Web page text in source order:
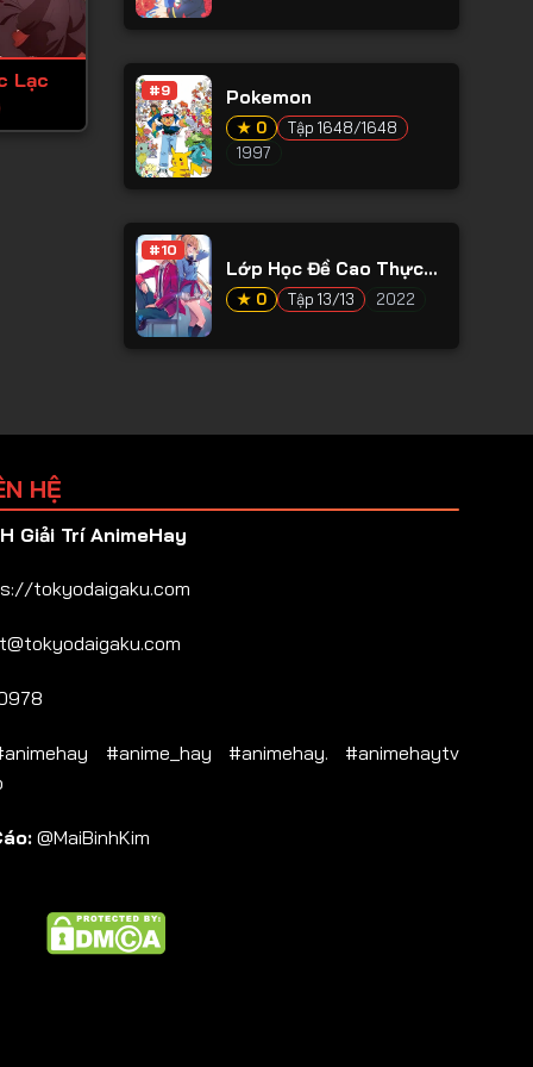
Lạc
#9 Pokemon
★ 0
Tập 1648/1648
1997
#10
Lớp Học Đề Cao Thực
Lực Ss2
★ 0 Tập 13/13 2022
HỆ
Giải Trí AnimeHay
tokyodaigaku.com
#anime_hay #animehay. #animehaytv
@MaiBinhKim